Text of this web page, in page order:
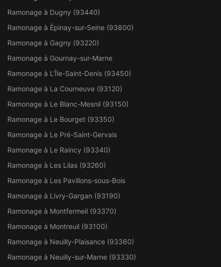
Ramonage à Dugny (93440)
Ramonage à Épinay-sur-Seine (93800)
Ramonage à Gagny (93220)
Ramonage à Gournay-sur-Marne
Ramonage à L’Île-Saint-Denis (93450)
Ramonage à La Courneuve (93120)
Ramonage à Le Blanc-Mesnil (93150)
Ramonage à Le Bourget (93350)
Ramonage à Le Pré-Saint-Gervais
Ramonage à Le Raincy (93340)
Ramonage à Les Lilas (93260)
Ramonage à Les Pavillons-sous-Bois
Ramonage à Livry-Gargan (93190)
Ramonage à Montfermeil (93370)
Ramonage à Montreuil (93100)
Ramonage à Neuilly-Plaisance (93360)
Ramonage à Neuilly-sur-Marne (93330)